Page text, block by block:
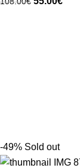
-49% Sold out